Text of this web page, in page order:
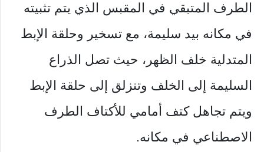
الطرف المتبقي في المقبس الذي يتم تثبيته
في مكانه بيد سليمة، مع تسخير وحلقة الإبط
المتدلية خلف الظهر، حيث تصل الذراع
السليمة إلى الخلف وتنزلق إلى حلقة الإبط
ويتم تجاهل كتف أمامي للأكتاف الطرف
الاصطناعي في مكانه.